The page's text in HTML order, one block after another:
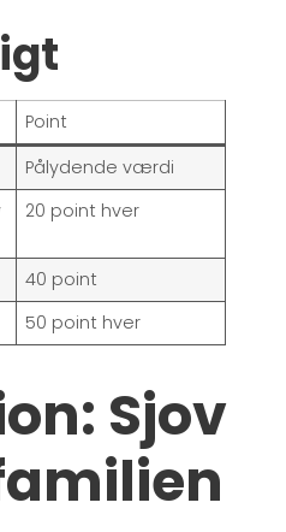
Point
Pålydende værdi
20 point hver
40 point
50 point hver
Sjov